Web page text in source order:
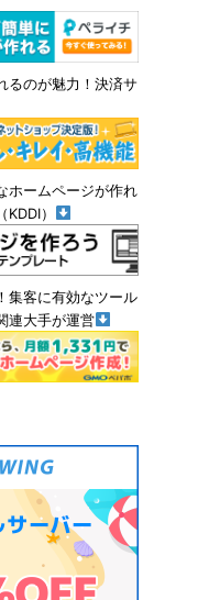
るのが魅力！決済サ
ホームページが作れ
）
集客に有効なツール
連大手が運営